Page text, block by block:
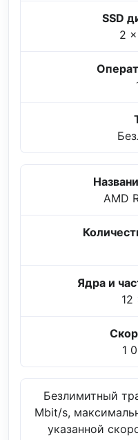
SSD
2
AMD
Ядра и
12
1
Безлимитный
Mbit/s,
указанной